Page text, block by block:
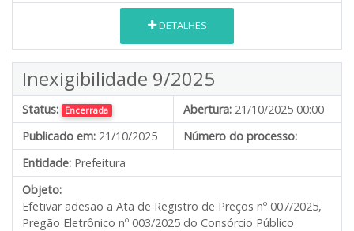
DETALHES
Inexigibilidade 9/2025
Status: Encerrada Abertura: 21/10/2025 00:00
Publicado em: 21/10/2025
Número do processo:
Entidade: Prefeitura
Objeto:
Efetivar adesão a Ata de Registro de Preços nº 007/2025,
Pregão Eletrônico nº 003/2025 do Consórcio Público